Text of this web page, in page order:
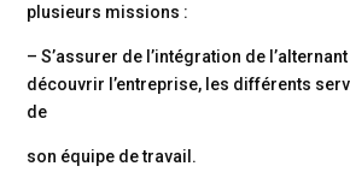
plusieurs missions :
– S’assurer de l’intégration de
découvrir l’entreprise, les différents
de
son équipe de travail.